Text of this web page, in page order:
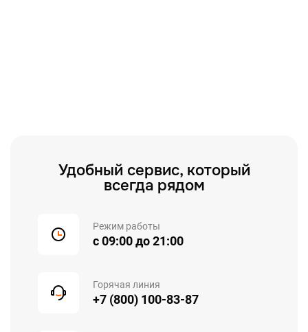
Удобный сервис, который
всегда рядом
Режим работы
с 09:00 до 21:00
Горячая линия
+7 (800) 100-83-87